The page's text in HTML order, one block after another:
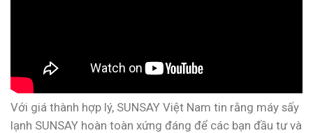
Với giá thành hợp lý, SUNSAY Việt Nam tin rằng máy sấy
lạnh SUNSAY hoàn toàn xứng đáng để các bạn đầu tư và